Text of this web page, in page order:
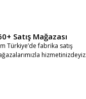
Satış Mağazası
Türkiye’de fabrika satış